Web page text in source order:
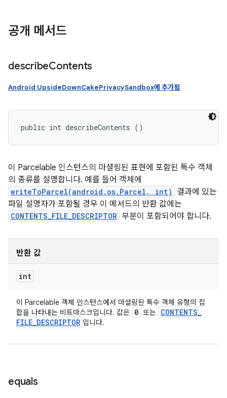
공개 메서드
describeContents
Android UpsideDownCakePrivacySandbox에 추가됨
public int describeContents ()
이 Parcelable 인스턴스의 마셜링된 표현에 포함된 특수 객체
의 종류를 설명합니다. 예를 들어 객체에
writeToParcel(android.os.Parcel, int)
결과에 있는
파일 설명자가 포함될 경우 이 메서드의 반환 값에는
CONTENTS_FILE_DESCRIPTOR 부분이 포함되어야 합니다.
반환 값
int
이 Parcelable 객체 인스턴스에서 마셜링된 특수 객체 유형의 집
합을 나타내는 비트마스크입니다. 값은 0 또는 CONTENTS_
FILE_DESCRIPTOR 입니다.
equals